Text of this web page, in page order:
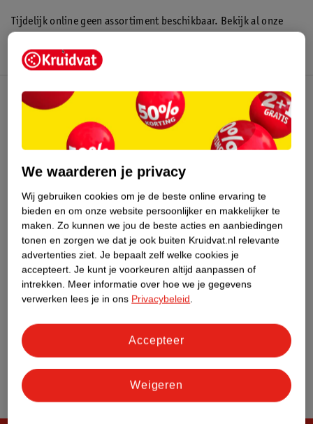
Tijdelijk online geen assortiment beschikbaar. Bekijk al onze
Kruidvat Club
Klantenservice
We waarderen je privacy
Wij gebruiken cookies om je de beste online ervaring te
bieden en om onze website persoonlijker en makkelijker te
maken. Zo kunnen we jou de beste acties en aanbiedingen
tonen en zorgen we dat je ook buiten Kruidvat.nl relevante
advertenties ziet. Je bepaalt zelf welke cookies je
accepteert. Je kunt je voorkeuren altijd aanpassen of
intrekken. Meer informatie over hoe we je gegevens
verwerken lees je in ons Privacybeleid.
Weigeren
Accepteer